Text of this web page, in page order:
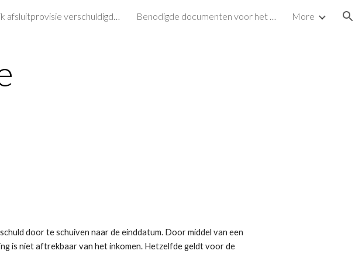
Skip to navigation Ben ik afsluitprovisie verschuldigd bij het afsluiten van een hypotheek? Benodigde documenten voor het afsluiten van een hypotheek More
door te schuiven naar de einddatum. Door middel van een
is niet aftrekbaar van het inkomen. Hetzelfde geldt voor de